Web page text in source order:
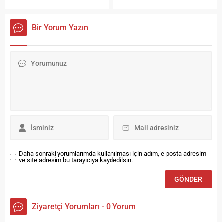
Dostluk Köprüsü” konseri ile
konukların da katıldığı
konserde, iki kentten
kültür şöleni yaşandı.
Kärcher, Dünya Kadınlar
Bir Yorum Yazın
Daha sonraki yorumlarımda kullanılması için adım, e-posta adresim
ve site adresim bu tarayıcıya kaydedilsin.
Ziyaretçi Yorumları - 0 Yorum